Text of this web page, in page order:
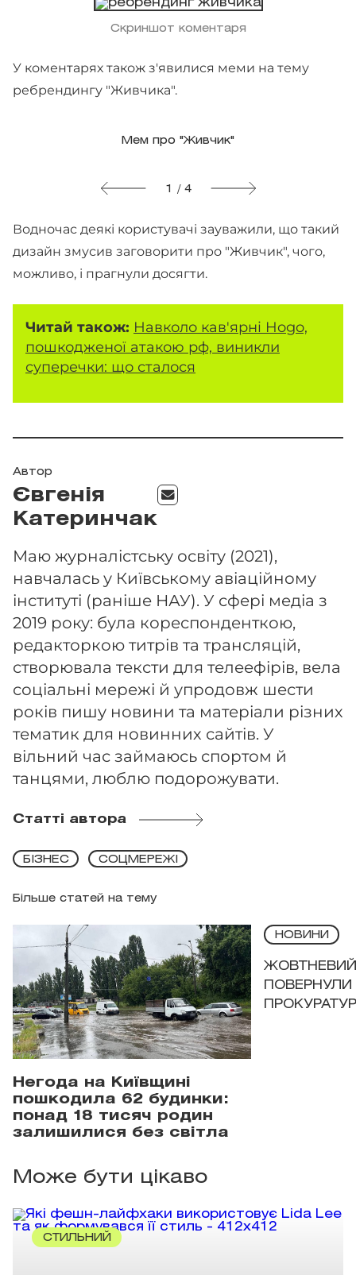
Скриншот коментаря
У коментарях також з'явилися меми на тему
ребрендингу "Живчика".
Мем про "Живчик"
1 / 4
Водночас деякі користувачі зауважили, що такий
дизайн змусив заговорити про "Живчик", чого,
можливо, і прагнули досягти.
Читай також: Навколо кав'ярні Hogo,
пошкодженої атакою рф, виникли
суперечки: що сталося
Автор
Євгенія
Катеринчак
Маю журналістську освіту (2021),
навчалась у Київському авіаційному
інституті (раніше НАУ). У сфері медіа з
2019 року: була кореспонденткою,
редакторкою титрів та трансляцій,
створювала тексти для телеефірів, вела
соціальні мережі й упродовж шести
років пишу новини та матеріали різних
тематик для новинних сайтів. У
вільний час займаюсь спортом й
танцями, люблю подорожувати.
Статті автора
Більше статей на тему
БІЗНЕС СОЦМЕРЕЖІ
Негода на Київщині
пошкодила 62 будинки:
понад 18 тисяч родин
залишилися без світла
НОВИНИ
ЖОВТНЕВИЙ
ПОВЕРНУЛИ
Може бути цікаво
СТИЛЬНИЙ